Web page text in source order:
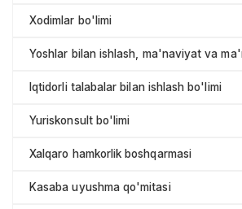
Xodimlar bo'limi
Yoshlar bilan ishlash, ma'naviyat va
Iqtidorli talabalar bilan ishlash bo'limi
Yuriskonsult bo'limi
Xalqaro hamkorlik boshqarmasi
Kasaba uyushma qo'mitasi